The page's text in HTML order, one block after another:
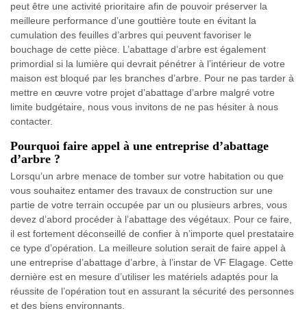
peut être une activité prioritaire afin de pouvoir préserver la
meilleure performance d’une gouttière toute en évitant la
cumulation des feuilles d’arbres qui peuvent favoriser le
bouchage de cette pièce. L’abattage d’arbre est également
primordial si la lumière qui devrait pénétrer à l’intérieur de votre
maison est bloqué par les branches d’arbre. Pour ne pas tarder à
mettre en œuvre votre projet d’abattage d’arbre malgré votre
limite budgétaire, nous vous invitons de ne pas hésiter à nous
contacter.
Pourquoi faire appel à une entreprise d’abattage
d’arbre ?
Lorsqu’un arbre menace de tomber sur votre habitation ou que
vous souhaitez entamer des travaux de construction sur une
partie de votre terrain occupée par un ou plusieurs arbres, vous
devez d’abord procéder à l’abattage des végétaux. Pour ce faire,
il est fortement déconseillé de confier à n’importe quel prestataire
ce type d’opération. La meilleure solution serait de faire appel à
une entreprise d’abattage d’arbre, à l’instar de VF Elagage. Cette
dernière est en mesure d’utiliser les matériels adaptés pour la
réussite de l’opération tout en assurant la sécurité des personnes
et des biens environnants.